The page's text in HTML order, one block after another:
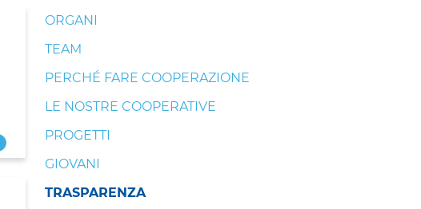
ORGANI
TEAM
PERCHÉ FARE COOPERAZIONE
LE NOSTRE COOPERATIVE
PROGETTI
GIOVANI
TRASPARENZA